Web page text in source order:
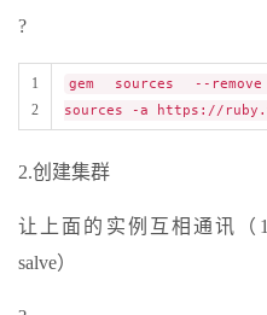
?
1
2
gem sources --
sources -a https://
2.创建集群
让上面的实例互相通讯（
salve）